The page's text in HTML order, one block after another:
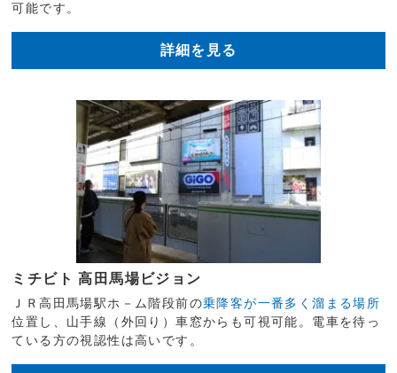
可能です。
詳細を見る
ミチビト 高田馬場ビジョン
ＪＲ高田馬場駅ホ－ム階段前の乗降客が一番多く溜まる場所
位置し、山手線（外回り）車窓からも可視可能。電車を待っ
ている方の視認性は高いです。